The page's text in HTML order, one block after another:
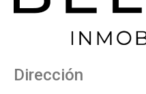
Dirección